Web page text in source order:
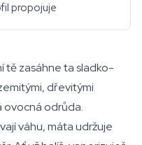
propojuje
tě zasáhne ta sladko-
dřevitými
ovocná odrůda.
váhu, máta udržuje